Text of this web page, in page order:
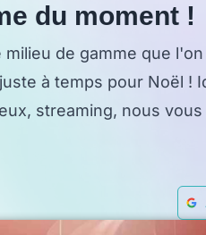
du moment !
de gamme que
à temps pour Noël !
streaming, nous